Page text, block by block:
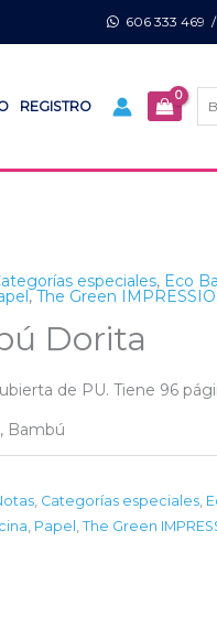
606 333 469 /
REGISTRO
especiales, Eco
,The Green
Dorita
de PU. Tiene 96
Bambú
, Categorías especiales,
, Papel , The Green